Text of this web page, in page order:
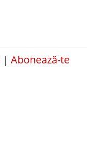
| Abonează-te